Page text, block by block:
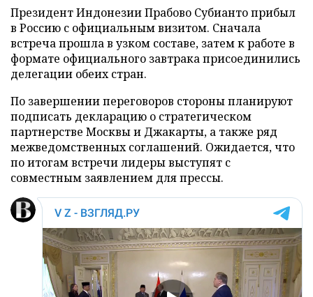
Президент Индонезии Прабово Субианто прибыл
в Россию с официальным визитом. Сначала
встреча прошла в узком составе, затем к работе в
формате официального завтрака присоединились
делегации обеих стран.
По завершении переговоров стороны планируют
подписать декларацию о стратегическом
партнерстве Москвы и Джакарты, а также ряд
межведомственных соглашений. Ожидается, что
по итогам встречи лидеры выступят с
совместным заявлением для прессы.